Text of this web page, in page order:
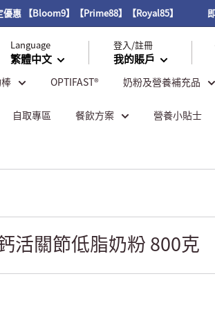
【Bloom9】【Prime88】【Royal85】 即
Language
繁體中文
登入/註冊
我的賬戶
OPTIFAST® 奶粉及營養補充品
自取專區 餐飲方案 營養小貼士
活關節低脂奶粉 800克